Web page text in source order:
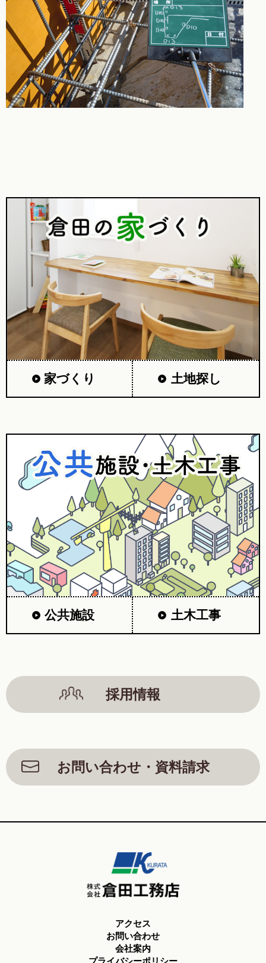
家づくり 土地探し
公共施設 土木工事
採用情報
お問い合わせ・資料請求
アクセス
お問い合わせ
会社案内